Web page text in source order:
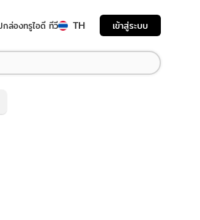
กล่องทรูไอดี ทีวี TH เข้าสู่ระบบ